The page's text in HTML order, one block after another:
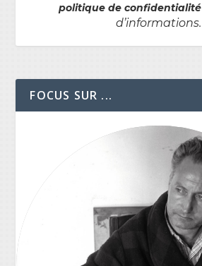
politique de confidentialité
d’informations.
FOCUS SUR ...